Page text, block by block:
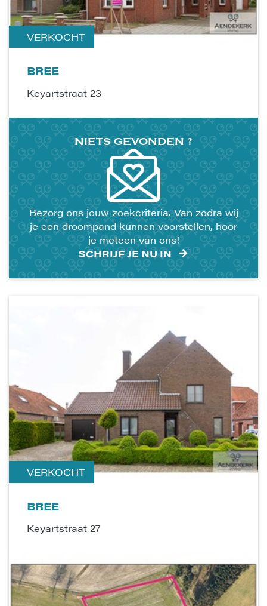
VERKOCHT
BREE
Keyartstraat 23
NIETSGEVONDEN ?
Bezorg ons jouw zoekcriteria. Van zodra wij
je een droompand kunnen voorstellen, hoor
je meteen van ons!
SCHRIJF JE NU IN
VERKOCHT
BREE
Keyartstraat 27